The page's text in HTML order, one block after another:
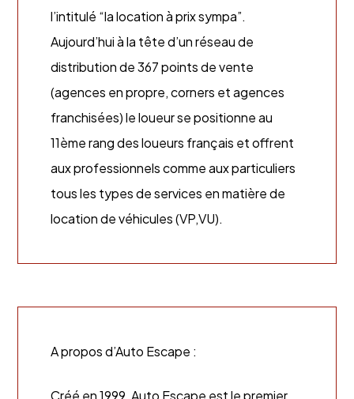
l’intitulé “la location à prix sympa”.
Aujourd’hui à la tête d’un réseau de
distribution de 367 points de vente
(agences en propre, corners et agences
franchisées) le loueur se positionne au
11ème rang des loueurs français et offrent
aux professionnels comme aux particuliers
tous les types de services en matière de
location de véhicules (VP,VU).
A propos d’Auto Escape :